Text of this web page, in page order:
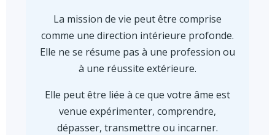
La mission de vie peut être comprise
comme une direction intérieure profonde.
Elle ne se résume pas à une profession ou
à une réussite extérieure.
Elle peut être liée à ce que votre âme est
venue expérimenter, comprendre,
dépasser, transmettre ou incarner.